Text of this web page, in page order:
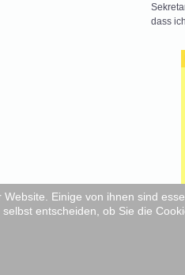
dass
Einige von ihnen sind
entscheiden, ob Sie die